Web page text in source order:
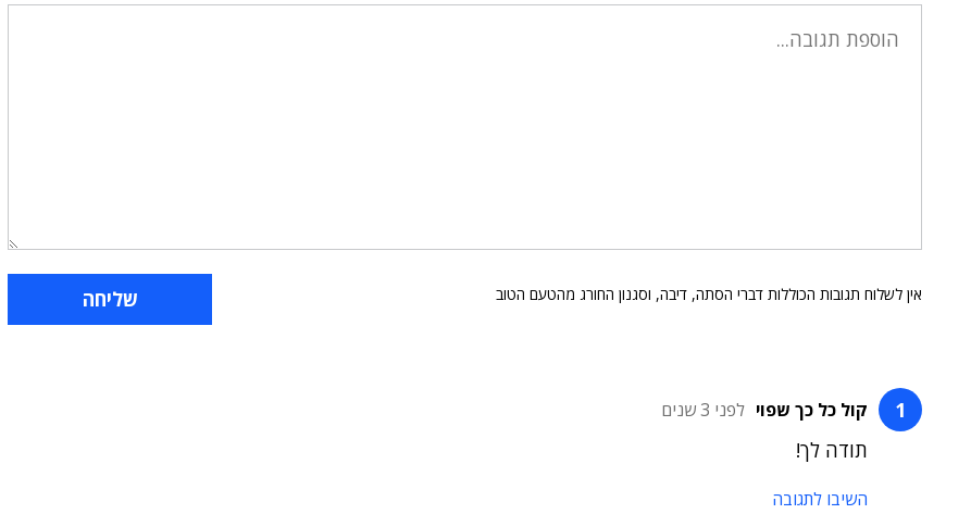
אין לשלוח תגובות הכוללות דברי הסתה, דיבה, וסגנון החורג מהטעם הטוב
קול כל כך שפוי לפני 3 שנים
תודה לך!
השיבו לתגובה